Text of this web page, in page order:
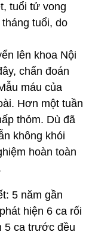
tuổi tử vong
tuổi, do
lên khoa Nội
chẩn đoán
máu của
Hơn một tuần
thỏm. Dù đã
không khói
hoàn toàn
5 năm gần
hiện 6 ca rối
5 ca trước đều